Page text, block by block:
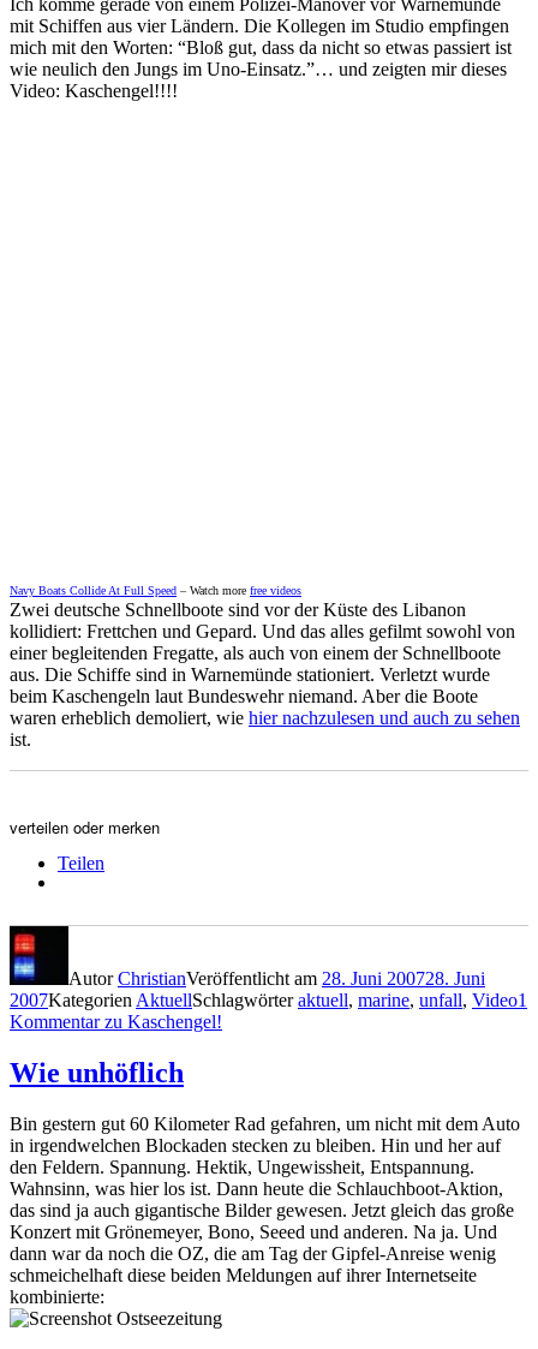
Ich komme gerade von einem Polizei-Manöver vor Warnemünde
mit Schiffen aus vier Ländern. Die Kollegen im Studio empfingen
mich mit den Worten: “Bloß gut, dass da nicht so etwas passiert ist
wie neulich den Jungs im Uno-Einsatz.”… und zeigten mir dieses
Video: Kaschengel!!!!
Navy Boats Collide At Full Speed – Watch more free videos
Zwei deutsche Schnellboote sind vor der Küste des Libanon
kollidiert: Frettchen und Gepard. Und das alles gefilmt sowohl von
einer begleitenden Fregatte, als auch von einem der Schnellboote
aus. Die Schiffe sind in Warnemünde stationiert. Verletzt wurde
beim Kaschengeln laut Bundeswehr niemand. Aber die Boote
waren erheblich demoliert, wie hier nachzulesen und auch zu sehen
ist.
verteilen oder merken
Teilen
AutorChristianVeröffentlicht am 28. Juni 200728. Juni
2007Kategorien AktuellSchlagwörteraktuell, marine, unfall, Video1
Kommentarzu Kaschengel!
Wie unhöflich
Bin gestern gut 60 Kilometer Rad gefahren, um nicht mit dem Auto
in irgendwelchen Blockaden stecken zu bleiben. Hin und her auf
den Feldern. Spannung. Hektik, Ungewissheit, Entspannung.
Wahnsinn, was hier los ist. Dann heute die Schlauchboot-Aktion,
das sind ja auch gigantische Bilder gewesen. Jetzt gleich das große
Konzert mit Grönemeyer, Bono, Seeed und anderen. Na ja. Und
dann war da noch die OZ, die am Tag der Gipfel-Anreise wenig
schmeichelhaft diese beiden Meldungen auf ihrer Internetseite
kombinierte: